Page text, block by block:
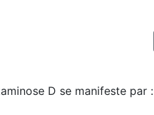
D se manifeste par :